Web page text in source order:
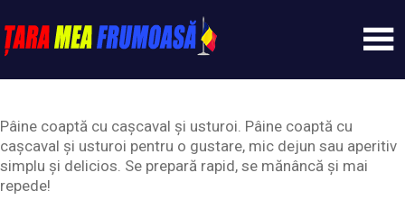
to
content
Tarameafrumoasa
Pâine coaptă cu cașcaval și usturoi. Pâine coaptă cu
cașcaval și usturoi pentru o gustare, mic dejun sau aperitiv
simplu și delicios. Se prepară rapid, se mănâncă și mai
repede!